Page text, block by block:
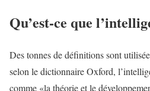
Qu’est-ce que
Des tonnes de définitions sont
selon le dictionnaire Oxford,
comme «la théorie et le